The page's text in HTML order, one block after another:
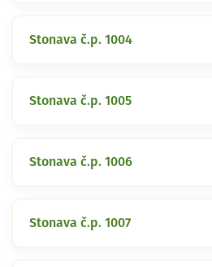
Stonava č.p. 1004
Stonava č.p. 1005
Stonava č.p. 1006
Stonava č.p. 1007